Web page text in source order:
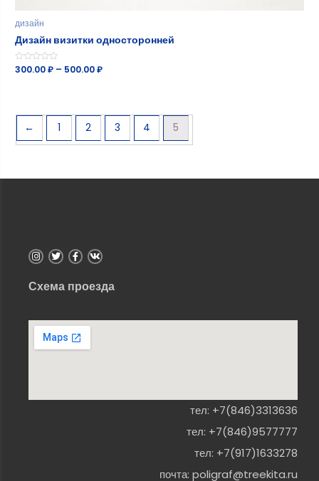
дизайн
Дизайн визитки односторонней
Оценка
300.00₽ – 500.00₽
← 1 2 3 4 5
Схема проезда
тел: +7(846)3313636
тел: +7(846)9577777
тел: +7(917)1633278
почта: poligraf@treekita.ru